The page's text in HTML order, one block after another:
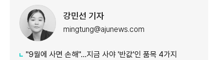
강민선 기자
mingtung@ajunews.com
"9월에 사면 손해"…지금 사야 '반값'인 품목 4가지